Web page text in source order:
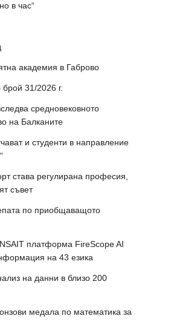
в час“
академия в Габрово
брой 31/2026 г.
средновековното
на Балканите
и студенти в направление
става регулирана професия,
съвет
по приобщаващото
платформа FireScope AI
на 43 езика
на данни в близо 200
медала по математика за